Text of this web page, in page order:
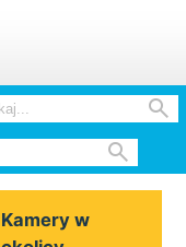


Kamery w